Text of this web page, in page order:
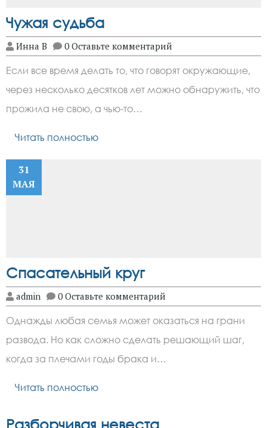
Чужая судьба
Инна В 0 Оставьте комментарий
Если все время делать то, что говорят окружающие,
через несколько десятков лет можно обнаружить, что
прожила не свою, а чью-то…
Читать полностью
31
МАЯ
Спасательный круг
admin 0 Оставьте комментарий
Однажды любая семья может оказаться на грани
развода. Но как сложно сделать решающий шаг,
когда за плечами годы брака и…
Читать полностью
Разборчивая невеста